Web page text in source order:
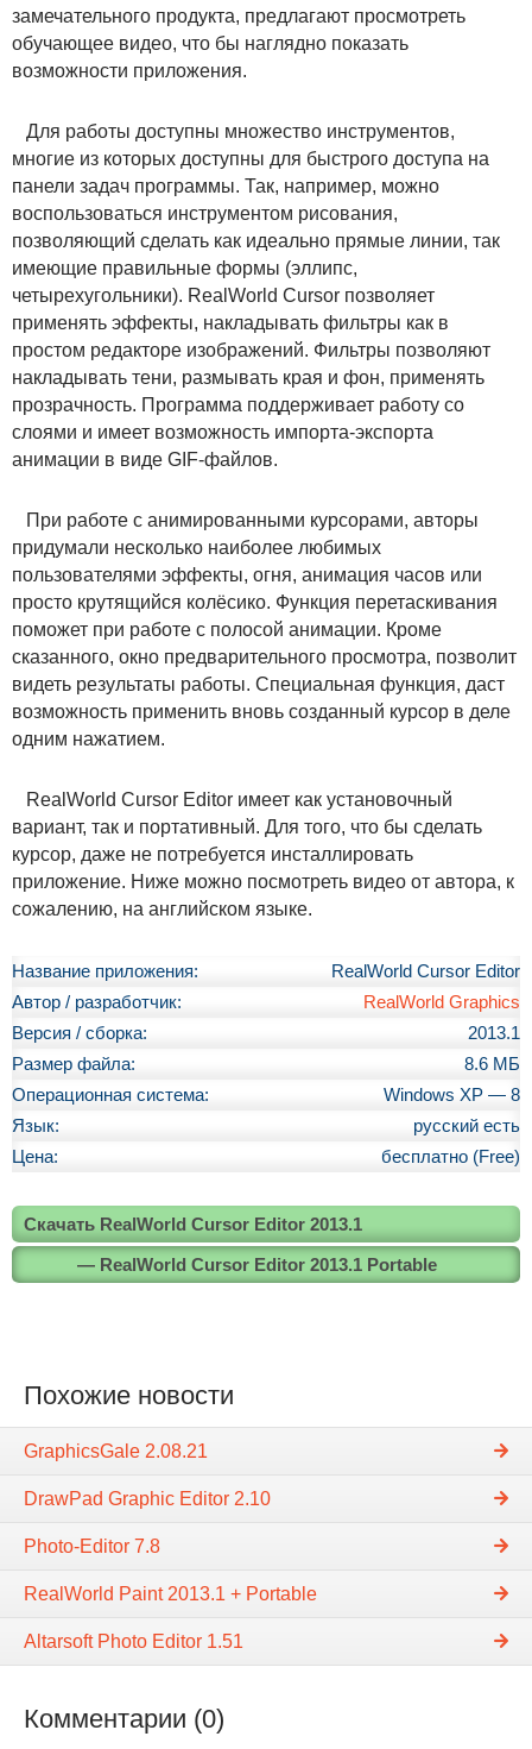
замечательного продукта, предлагают просмотреть
обучающее видео, что бы наглядно показать
возможности приложения.
Для работы доступны множество инструментов,
многие из которых доступны для быстрого доступа на
панели задач программы. Так, например, можно
воспользоваться инструментом рисования,
позволяющий сделать как идеально прямые линии, так
имеющие правильные формы (эллипс,
четырехугольники). RealWorld Cursor позволяет
применять эффекты, накладывать фильтры как в
простом редакторе изображений. Фильтры позволяют
накладывать тени, размывать края и фон, применять
прозрачность. Программа поддерживает работу со
слоями и имеет возможность импорта-экспорта
анимации в виде GIF-файлов.
При работе с анимированными курсорами, авторы
придумали несколько наиболее любимых
пользователями эффекты, огня, анимация часов или
просто крутящийся колёсико. Функция перетаскивания
поможет при работе с полосой анимации. Кроме
сказанного, окно предварительного просмотра, позволит
видеть результаты работы. Специальная функция, даст
возможность применить вновь созданный курсор в деле
одним нажатием.
RealWorld Cursor Editor имеет как установочный
вариант, так и портативный. Для того, что бы сделать
курсор, даже не потребуется инсталлировать
приложение. Ниже можно посмотреть видео от автора, к
сожалению, на английском языке.
Название приложения:
RealWorld Cursor Editor
Автор / разработчик:
RealWorld Graphics
Версия / сборка:
2013.1
Размер файла:
8.6 МБ
Операционная система:
Windows XP — 8
Язык:
русский есть
Цена:
бесплатно (Free)
Скачать RealWorld Cursor Editor 2013.1
— RealWorld Cursor Editor 2013.1 Portable
Похожие новости
GraphicsGale 2.08.21
DrawPad Graphic Editor 2.10
Photo-Editor 7.8
RealWorld Paint 2013.1 + Portable
Altarsoft Photo Editor 1.51
Комментарии (0)